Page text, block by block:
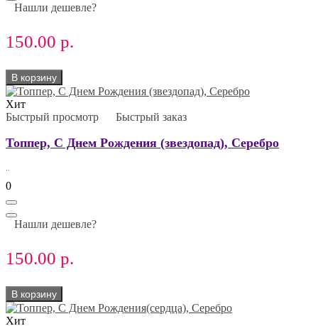
Нашли дешевле?
150.00 р.
В корзину
Хит
Быстрый просмотр
Быстрый заказ
Топпер, С Днем Рождения (звездопад), Серебро
0
Нашли дешевле?
150.00 р.
В корзину
Хит